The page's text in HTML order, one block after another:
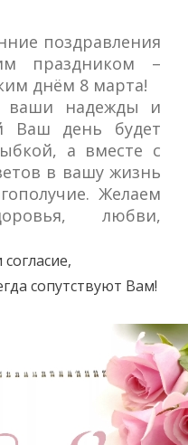
поздравления
праздником –
днём 8 марта!
ваши надежды и
Ваш день будет
а вместе с
в вашу жизнь
Желаем
любви,
сопутствуют Вам!